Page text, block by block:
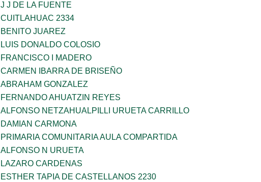
J J DE LA FUENTE
CUITLAHUAC 2334
BENITO JUAREZ
LUIS DONALDO COLOSIO
FRANCISCO I MADERO
CARMEN IBARRA DE BRISEÑO
ABRAHAM GONZALEZ
FERNANDO AHUATZIN REYES
ALFONSO NETZAHUALPILLI URUETA CARRILLO
DAMIAN CARMONA
PRIMARIA COMUNITARIA AULA COMPARTIDA
ALFONSO N URUETA
LAZARO CARDENAS
ESTHER TAPIA DE CASTELLANOS 2230